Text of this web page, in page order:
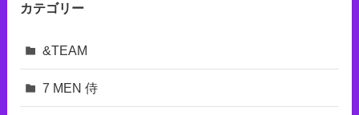
カテゴリー
&TEAM
7 MEN 侍